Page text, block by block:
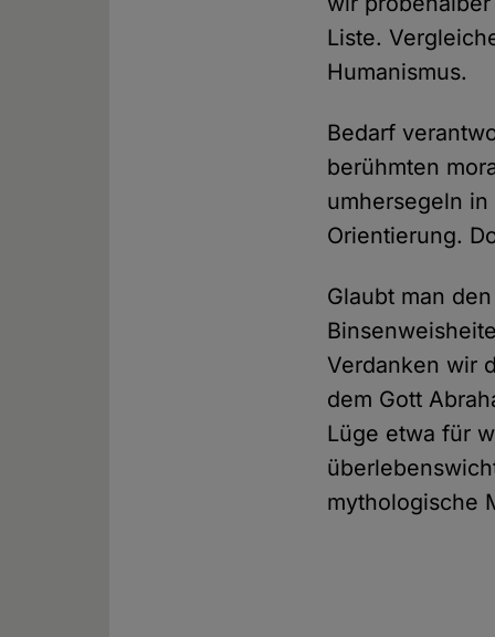
Liste.
Humanismus.
Bedarf
berühmten
umhersegeln in
Orientierung.
Glaubt man
Verdanken wir
dem Gott
Lüge etwa für
mythologische